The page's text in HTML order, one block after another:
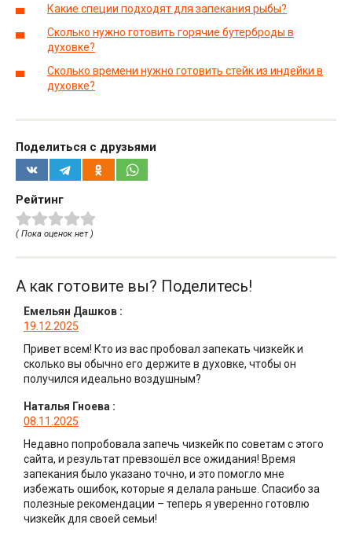
Какие специи подходят для запекания рыбы?
Сколько нужно готовить горячие бутерброды в
духовке?
Сколько времени нужно готовить стейк из индейки в
духовке?
Поделиться с друзьями
Рейтинг
( Пока оценок нет )
А как готовите вы? Поделитесь!
Емельян Дашков :
19.12.2025
Привет всем! Кто из вас пробовал запекать чизкейк и
сколько вы обычно его держите в духовке, чтобы он
получился идеально воздушным?
Наталья Гноева :
08.11.2025
Недавно попробовала запечь чизкейк по советам с этого
сайта, и результат превзошёл все ожидания! Время
запекания было указано точно, и это помогло мне
избежать ошибок, которые я делала раньше. Спасибо за
полезные рекомендации – теперь я уверенно готовлю
чизкейк для своей семьи!